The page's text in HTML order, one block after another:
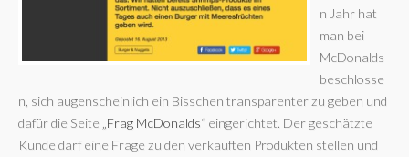
n Jahr hat
man bei
McDonalds
beschlosse
n, sich augenscheinlich ein Bisschen transparenter zu geben und
dafür die Seite „ Frag McDonalds“ eingerichtet. Der geschätzte
Kunde darf eine Frage zu den verkauften Produkten stellen und